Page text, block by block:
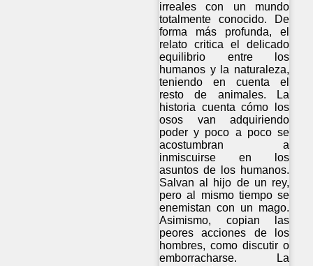
irreales con un mundo
totalmente conocido. De
forma más profunda, el
relato critica el delicado
equilibrio entre los
humanos y la naturaleza,
teniendo en cuenta el
resto de animales. La
historia cuenta cómo los
osos van adquiriendo
poder y poco a poco se
acostumbran a
inmiscuirse en los
asuntos de los humanos.
Salvan al hijo de un rey,
pero al mismo tiempo se
enemistan con un mago.
Asimismo, copian las
peores acciones de los
hombres, como discutir o
emborracharse. La